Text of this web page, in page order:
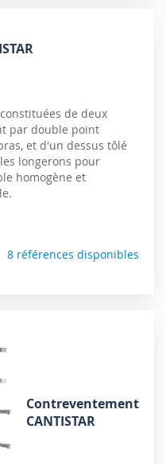
de deux
par double point
et d'un dessus tôlé
longerons pour
homogène et
8 références disponibles
Contreventement
CANTISTAR